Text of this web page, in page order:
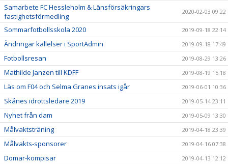
Samarbete FC Hessleholm & Länsförsäkringars
fastighetsförmedling
2020-02-03 09:22
Sommarfotbollsskola 2020 2019-09-18 22:14
Ändringar kallelser i SportAdmin 2019-09-18 17:49
Fotbollsresan 2019-08-29 13:26
Mathilde Janzen till KDFF 2019-08-19 15:18
Läs om F04 och Selma Granes insats igår 2019-06-01 10:36
Skånes idrottsledare 2019 2019-05-14 23:11
Nyhet från dam 2019-05-09 13:30
Målvaktsträning 2019-04-18 23:39
Målvakts-sponsorer 2019-04-16 07:38
Domar-kompisar 2019-04-13 12:12